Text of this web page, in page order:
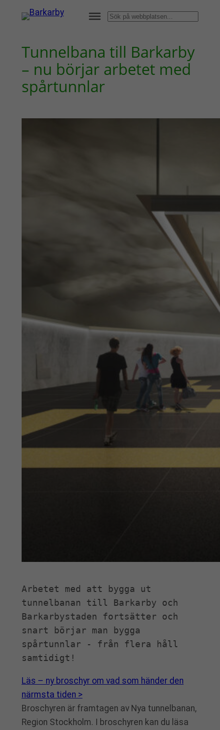
Hoppa
Sök
Tunnelbana till Barkarby
– nu börjar arbetet med
spår­tunnlar
Arbetet med att bygga ut
tunnelbanan till Barkarby och
Barkarbystaden fortsätter och
snart börjar man bygga
spårtunnlar - från flera håll
samtidigt!
Läs – ny broschyr om vad som händer den
närmsta tiden >
Broschyren är framtagen av Nya tunnelbanan,
Region Stockholm. I broschyren kan du läsa